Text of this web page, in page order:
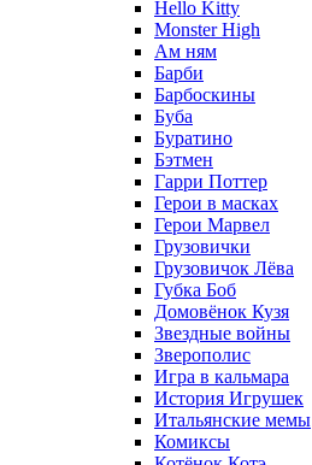
Hello Kitty
Monster High
Ам ням
Барби
Барбоскины
Буба
Буратино
Бэтмен
Гарри Поттер
Герои в масках
Герои Марвел
Грузовички
Грузовичок Лёва
Губка Боб
Домовёнок Кузя
Звездные войны
Зверополис
Игра в кальмара
История Игрушек
Итальянские мемы
Комиксы